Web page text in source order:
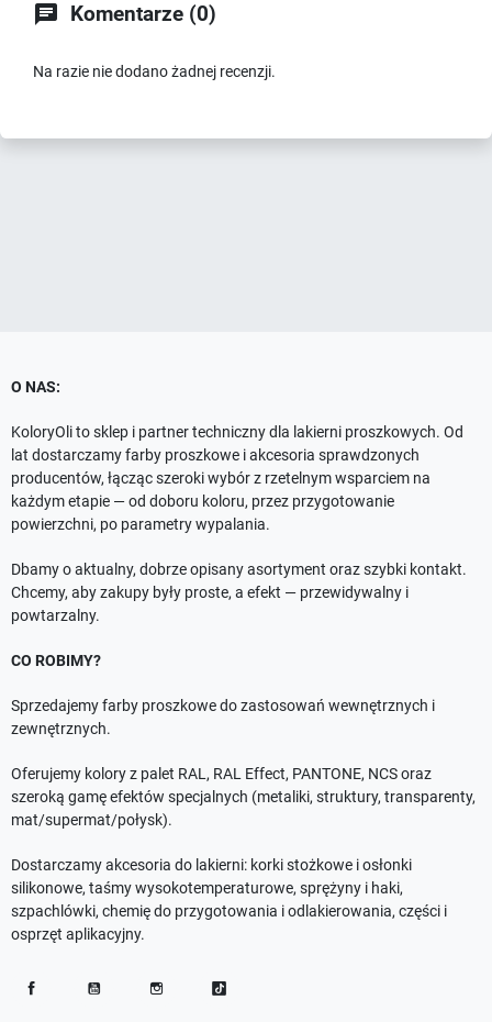
 Komentarze (0)
Na razie nie dodano żadnej recenzji.
O NAS:
KoloryOli to sklep i partner techniczny dla lakierni proszkowych. Od
lat dostarczamy farby proszkowe i akcesoria sprawdzonych
producentów, łącząc szeroki wybór z rzetelnym wsparciem na
każdym etapie — od doboru koloru, przez przygotowanie
powierzchni, po parametry wypalania.
Dbamy o aktualny, dobrze opisany asortyment oraz szybki kontakt.
Chcemy, aby zakupy były proste, a efekt — przewidywalny i
powtarzalny.
CO ROBIMY?
Sprzedajemy farby proszkowe do zastosowań wewnętrznych i
zewnętrznych.
Oferujemy kolory z palet RAL, RAL Effect, PANTONE, NCS oraz
szeroką gamę efektów specjalnych (metaliki, struktury, transparenty,
mat/supermat/połysk).
Dostarczamy akcesoria do lakierni: korki stożkowe i osłonki
silikonowe, taśmy wysokotemperaturowe, sprężyny i haki,
szpachlówki, chemię do przygotowania i odlakierowania, części i
osprzęt aplikacyjny.